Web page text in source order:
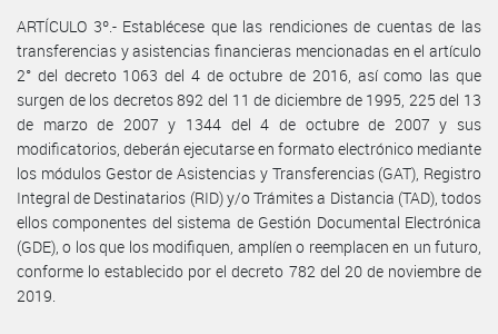
ARTÍCULO 3º.- Establécese que las rendiciones de cuentas de las
transferencias y asistencias financieras mencionadas en el artículo
2° del decreto 1063 del 4 de octubre de 2016, así como las que
surgen de los decretos 892 del 11 de diciembre de 1995, 225 del 13
de marzo de 2007 y 1344 del 4 de octubre de 2007 y sus
modificatorios, deberán ejecutarse en formato electrónico mediante
los módulos Gestor de Asistencias y Transferencias (GAT), Registro
Integral de Destinatarios (RID) y/o Trámites a Distancia (TAD), todos
ellos componentes del sistema de Gestión Documental Electrónica
(GDE), o los que los modifiquen, amplíen o reemplacen en un futuro,
conforme lo establecido por el decreto 782 del 20 de noviembre de
2019.